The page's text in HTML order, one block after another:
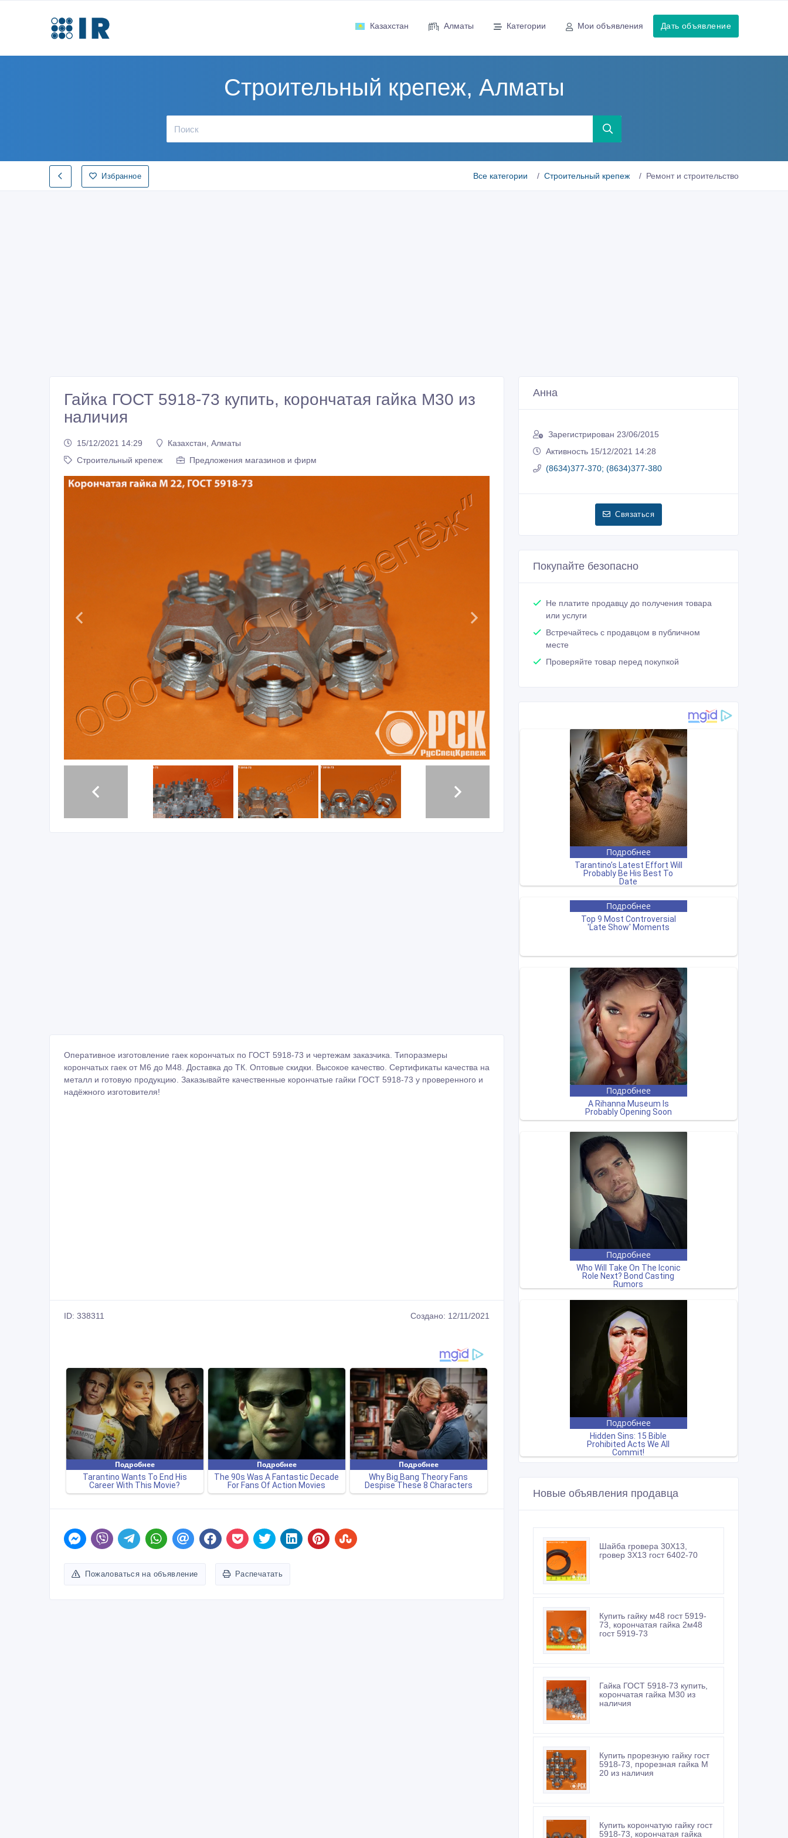
Казахстан Алматы Категории Мои объявления Дать объявление
Строительный крепеж, Алматы
Избранное Все категории Строительный крепеж Ремонт и строительство
Гайка ГОСТ 5918-73 купить, корончатая гайка М30 из
наличия
15/12/2021 14:29
Казахстан, Алматы
Строительный крепеж
Предложения магазинов и фирм
Оперативное изготовление гаек корончатых по ГОСТ 5918-73 и чертежам заказчика. Типоразмеры
корончатых гаек от М6 до М48. Доставка до ТК. Оптовые скидки. Высокое качество. Сертификаты качества на
металл и готовую продукцию. Заказывайте качественные корончатые гайки ГОСТ 5918-73 у проверенного и
надёжного изготовителя!
ID: 338311 Создано: 12/11/2021
Пожаловаться на объявление Распечатать
Анна
Зарегистрирован 23/06/2015
Активность 15/12/2021 14:28
(8634)377-370; (8634)377-380
Связаться
Покупайте безопасно
Не платите продавцу до получения товара
или услуги
Встречайтесь с продавцом в публичном
месте
Проверяйте товар перед покупкой
Новые объявления продавца
Шайба гровера 30Х13,
гровер 3Х13 гост 6402-70
Купить гайку м48 гост 5919-
73, корончатая гайка 2м48
гост 5919-73
Гайка ГОСТ 5918-73 купить,
корончатая гайка М30 из
наличия
Купить прорезную гайку гост
5918-73, прорезная гайка М
20 из наличия
Купить корончатую гайку гост
5918-73, корончатая гайка